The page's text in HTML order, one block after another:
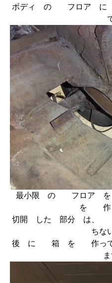
ボディ の フロア に
最小限 の フロア
を 作
切開 した 部分 は、
ちな
後 に 箱 を 作って